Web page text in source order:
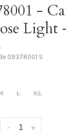
-
Light
09378001 S
L XL
+
-